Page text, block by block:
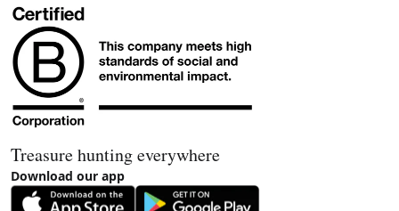
Treasure hunting everywhere
Download our app